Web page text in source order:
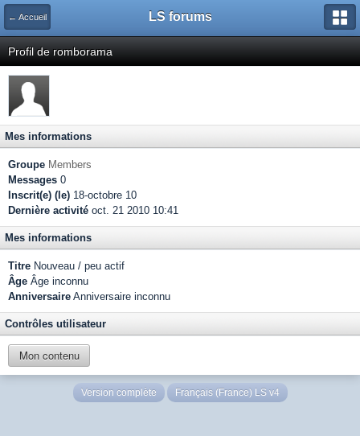
← Accueil LS forums
Profil de romborama
Mes informations
Groupe Members
Messages 0
Inscrit(e) (le) 18-octobre 10
Dernière activité oct. 21 2010 10:41
Mes informations
Titre Nouveau / peu actif
Âge Âge inconnu
Anniversaire Anniversaire inconnu
Contrôles utilisateur
Mon contenu
Version complète Français (France) LS v4